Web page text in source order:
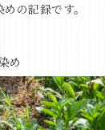
の記録です。
め